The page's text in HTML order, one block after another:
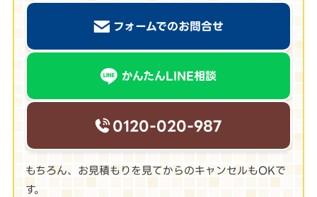
フォームでのお問合せ
かんたんLINE相談
0120-020-987
もちろん、お見積もりを見てからのキャンセルもOKで
す。